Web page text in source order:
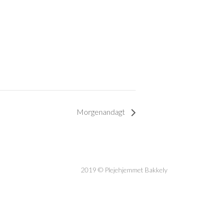
Morgenandagt
2019 © Plejehjemmet Bakkely